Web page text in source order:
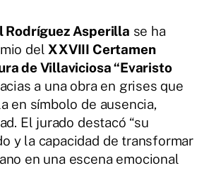
Rodríguez Asperilla se ha
del XXVIII Certamen
de Villaviciosa “Evaristo
a una obra en grises que
en símbolo de ausencia,
El jurado destacó “su
y la capacidad de transformar
en una escena emocional